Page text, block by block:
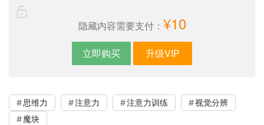
隐藏内容需要支付： ¥10
立即购买 升级VIP
思维力 注意力 注意力训练
视觉分辨
魔块